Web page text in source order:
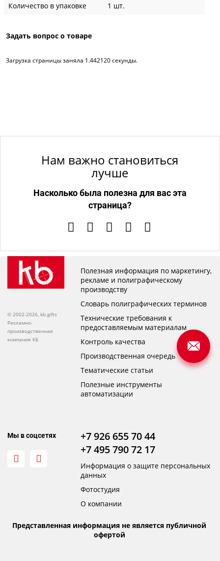
Количество в упаковке
1 шт.
Задать вопрос о товаре
Загрузка страницы заняла 1.442120 секунды.
Нам важно становиться
лучше
Насколько была полезна для вас эта
страница?
© 2002-2026, kb.gifts
Рекламно-
производственная
компания КБ
Полезная информация по маркетингу,
рекламе и полиграфическому
производству
Словарь полиграфических терминов
Технические требования к
предоставляемым материалам
Контроль качества
Производственная очередь
Тематические статьи
Полезные инструменты
автоматизации
Мы в соцсетях
+7 926 655 70 44
+7 495 790 72 17
Информация о защите персональных
данных
Фотостудия
О компании
Представленная информация не является публичной
офертой